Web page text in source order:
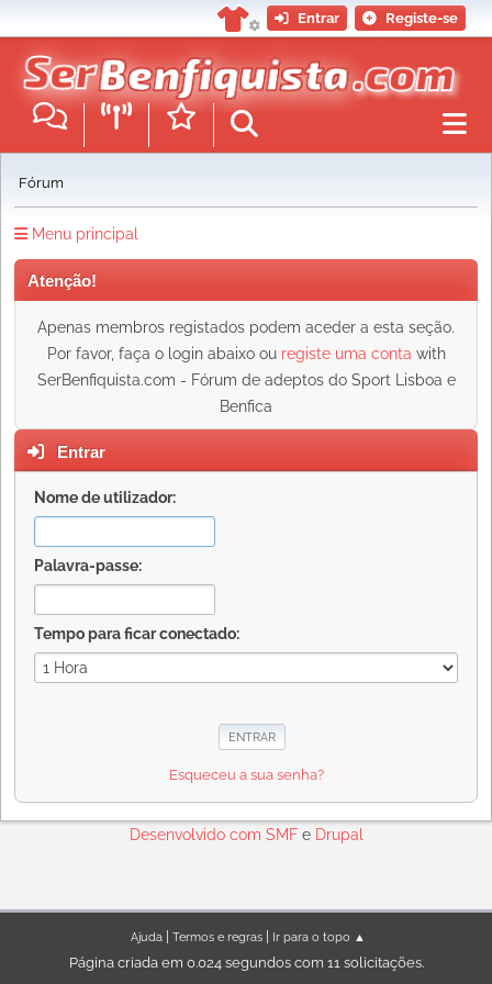
Entrar Registe-se
Fórum
Menu principal
Atenção!
Apenas membros registados podem aceder a esta seção.
Por favor, faça o login abaixo ou registe uma conta with
SerBenfiquista.com - Fórum de adeptos do Sport Lisboa e
Benfica
Entrar
Nome de utilizador:
Palavra-passe:
Tempo para ficar conectado:
Esqueceu a sua senha?
Desenvolvido com SMFe Drupal
Ajuda| Termos e regras| Ir para o topo ▲
Página criada em 0.024 segundos com 11 solicitações.